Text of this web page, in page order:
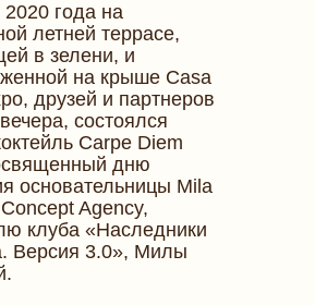
года на
летней террасе,
в зелени, и
на крыше Casa
друзей и партнеров
состоялся
Carpe Diem
дню
основательницы Mila
Agency,
клуба «Наследники
Версия 3.0», Милы